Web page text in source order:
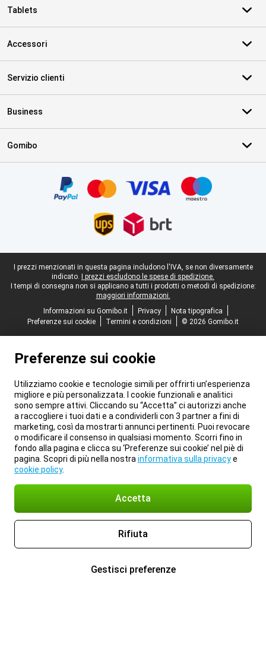
Tablets
Accessori
Servizio clienti
Business
Gomibo
Piè di pagina legale
I prezzi menzionati in questa pagina includono l'IVA, se non diversamente
indicato.
I prezzi escludono le spese di spedizione.
I tempi di consegna non si applicano a tutti i prodotti o metodi di spedizione:
maggiori informazioni.
Informazioni su Gomibo.it
Privacy
Nota tipografica
Preferenze sui cookie
Termini e condizioni © 2026 Gomibo.it
Preferenze sui cookie
Utilizziamo cookie e tecnologie simili per offrirti un’esperienza
migliore e più personalizzata. I cookie funzionali e analitici
sono sempre attivi. Cliccando su “Accetta” ci autorizzi anche
a raccogliere i tuoi dati e a condividerli con 3 partner a fini di
marketing, così da mostrarti annunci pertinenti. Puoi revocare
o modificare il consenso in qualsiasi momento. Scorri fino in
fondo alla pagina e clicca su ‘Preferenze sui cookie’ nel piè di
pagina. Scopri di più nella nostra informativa sulla privacye
cookie policy.
Accetta
Rifiuta
Gestisci preferenze